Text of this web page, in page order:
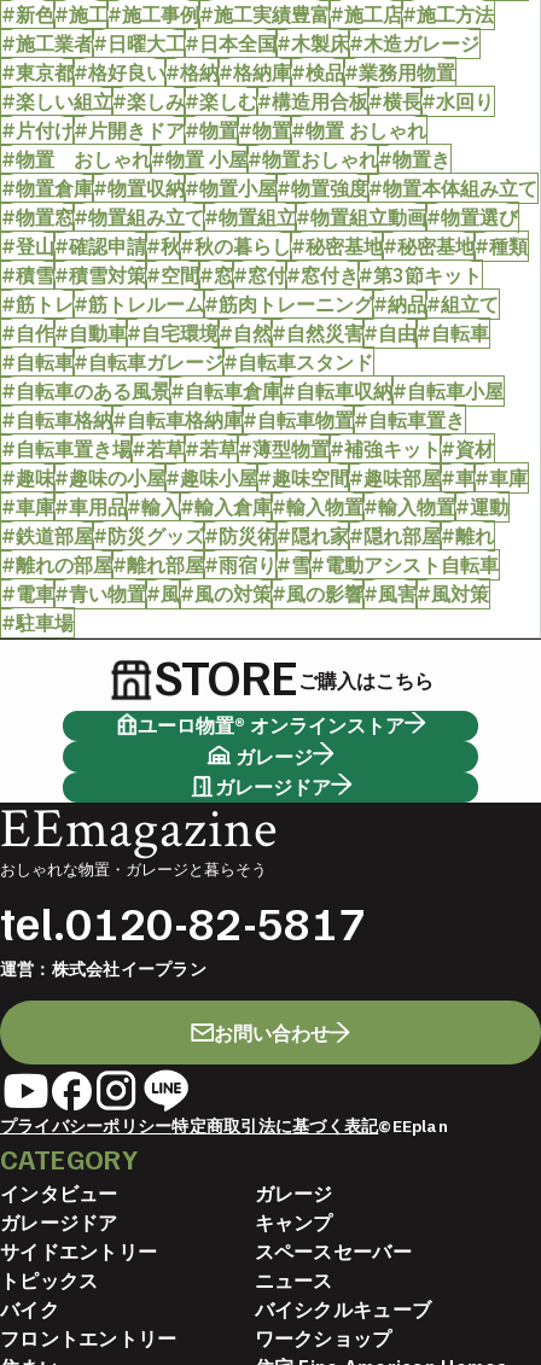
#新色#施工#施工事例#施工実績豊富#施工店#施工方法
#施工業者#日曜大工#日本全国#木製床#木造ガレージ
#東京都#格好良い#格納#格納庫#検品#業務用物置
#楽しい組立#楽しみ#楽しむ#構造用合板#横長#水回り
#片付け#片開きドア#物置#物置#物置 おしゃれ
#物置 おしゃれ#物置 小屋#物置おしゃれ#物置き
#物置倉庫#物置収納#物置小屋#物置強度#物置本体組み立て
#物置窓#物置組み立て#物置組立#物置組立動画#物置選び
#登山#確認申請#秋#秋の暮らし#秘密基地#秘密基地#種類
#積雪#積雪対策#空間#窓#窓付#窓付き#第3節キット
#筋トレ#筋トレルーム#筋肉トレーニング#納品#組立て
#自作#自動車#自宅環境#自然#自然災害#自由#自転車
#自転車#自転車ガレージ#自転車スタンド
#自転車のある風景#自転車倉庫#自転車収納#自転車小屋
#自転車格納#自転車格納庫#自転車物置#自転車置き
#自転車置き場#若草#若草#薄型物置#補強キット#資材
#趣味#趣味の小屋#趣味小屋#趣味空間#趣味部屋#車#車庫
#車庫#車用品#輸入#輸入倉庫#輸入物置#輸入物置#運動
#鉄道部屋#防災グッズ#防災術#隠れ家#隠れ部屋#離れ
#離れの部屋#離れ部屋#雨宿り#雪#電動アシスト自転車
#電車#青い物置#風#風の対策#風の影響#風害#風対策
#駐車場
STOREご購入はこちら
ユーロ物置® オンラインストア
ガレージ
ガレージドア
EEmagazine
おしゃれな物置・ガレージと暮らそう
tel.0120-82-5817
運営： 株式会社イープラン
お問い合わせ
プライバシーポリシー特定商取引法に基づく表記©EEplan
CATEGORY
インタビュー
ガレージ
ガレージドア
キャンプ
サイドエントリー
スペースセーバー
トピックス
ニュース
バイク
バイシクルキューブ
フロントエントリー
ワークショップ